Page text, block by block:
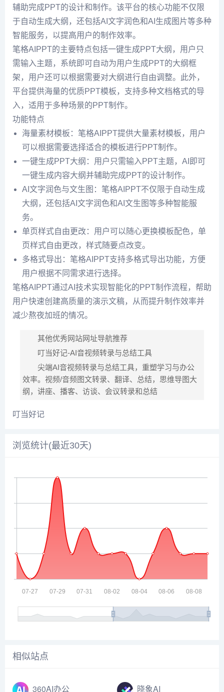
辅助完成PPT的设计和制作。该平台的核心功能不仅限
于自动生成大纲，还包括AI文字润色和AI生成图片等多种
智能服务，以提高用户的制作效率。
笔格AIPPT的主要特点包括一键生成PPT大纲，用户只
需输入主题，系统即可自动为用户生成PPT的大纲框
架，用户还可以根据需要对大纲进行自由调整。此外，
平台提供海量的优质PPT模板，支持多种文档格式的导
入，适用于多种场景的PPT制作。
功能特点
海量素材模板：笔格AIPPT提供大量素材模板，用户
可以根据需要选择适合的模板进行PPT制作。
一键生成PPT大纲：用户只需输入PPT主题，AI即可
一键生成内容大纲并辅助完成PPT的设计制作。
AI文字润色与文生图：笔格AIPPT不仅限于自动生成
大纲，还包括AI文字润色和AI文生图等多种智能服
务。
单页样式自由更改：用户可以随心更换模板配色，单
页样式自由更改，样式随要点改变。
多格式导出：笔格AIPPT支持多格式导出功能，方便
用户根据不同需求进行选择。
笔格AIPPT通过AI技术实现智能化的PPT制作流程，帮助
用户快速创建高质量的演示文稿，从而提升制作效率并
减少熬夜加班的情况。
其他优秀网站网址导航推荐
叮当好记-AI音视频转录与总结工具
尖端AI音视频转录与总结工具，重塑学习与办公
效率。视频/音频图文转录、翻译、总结，思维导图大
纲，讲座、播客、访谈、会议转录和总结
叮当好记
浏览统计(最近30天)
相似站点
360AI办公 晓象AI